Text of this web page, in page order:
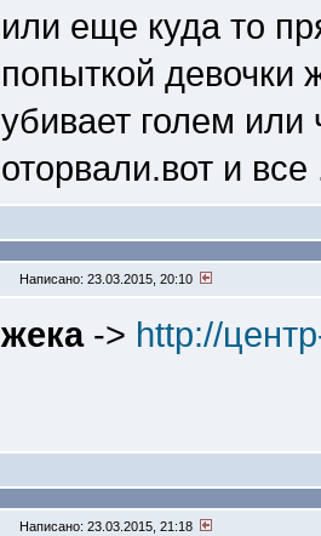
или еще куда то
попыткой девочки
убивает голем или
оторвали.вот и
Написано: 23.03.2015, 20:10
жека -> http://
Написано: 23.03.2015, 21:18